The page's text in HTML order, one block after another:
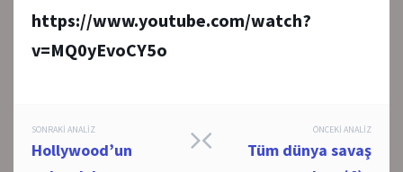
https://www.youtube.com/watch?
v=MQ0yEvoCY5o
Post
ÖNCEKI ANALIZ
Tüm dünya savaş
SONRAKI ANALIZ
Hollywood’un